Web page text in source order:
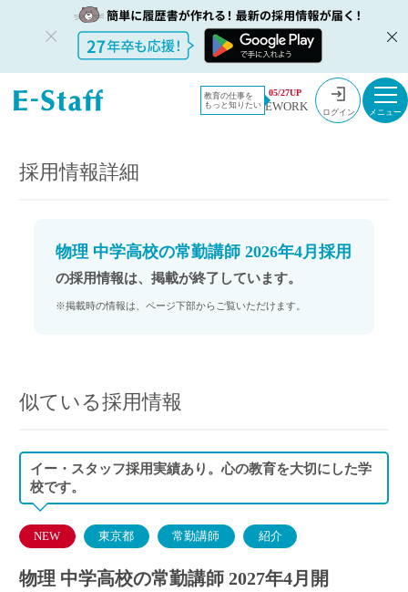
教育の仕事を
もっと知りたい
05/27UP
EWORK ログイン
教員採用情
報のイー・
採用情報
物理 中学高校の常勤講師 2026年4月採用
採用情報詳細
物理 中学高校の常勤講師 2026年4月採用
の採用情報は、掲載が終了しています。
※掲載時の情報は、ページ下部からご覧いただけます。
似ている採用情報
イー・スタッフ採用実績あり。心の教育を大切にした学
校です。
NEW 東京都 常勤講師 紹介
物理 中学高校の常勤講師 2027年4月開